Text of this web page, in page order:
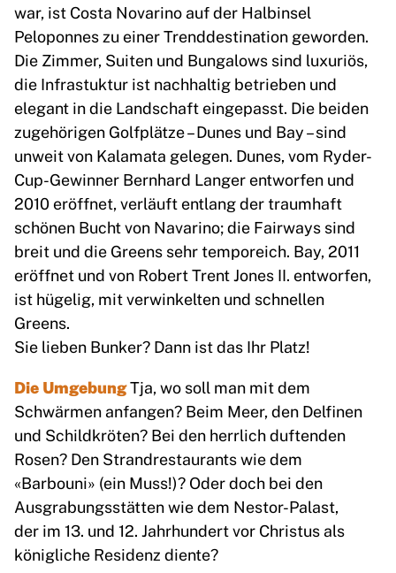
war, ist Costa Novarino auf der Halbinsel
Peloponnes zu einer Trenddestination geworden.
Die Zimmer, Suiten und Bungalows sind luxuriös,
die Infrastuktur ist nachhaltig betrieben und
elegant in die Landschaft eingepasst. Die beiden
zugehörigen Golfplätze – Dunes und Bay – sind
unweit von Kalamata gelegen. Dunes, vom Ryder-
Cup-Gewinner Bernhard Langer entworfen und
2010 eröffnet, verläuft entlang der traumhaft
schönen Bucht von Navarino; die Fairways sind
breit und die Greens sehr temporeich. Bay, 2011
eröffnet und von Robert Trent Jones II. entworfen,
ist hügelig, mit verwinkelten und schnellen
Greens.
Sie lieben Bunker? Dann ist das Ihr Platz!
Die UmgebungTja, wo soll man mit dem
Schwärmen anfangen? Beim Meer, den Delfinen
und Schildkröten? Bei den herrlich duftenden
Rosen? Den Strandrestaurants wie dem
«Barbouni» (ein Muss!)? Oder doch bei den
Ausgrabungsstätten wie dem Nestor-Palast,
der im 13. und 12. Jahrhundert vor Christus als
königliche Residenz diente?